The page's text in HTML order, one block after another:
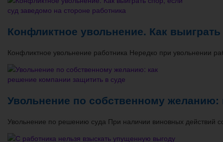
Конфликтное увольнение. Как
Конфликтное увольнение работника Нередко при увольнении
Увольнение по собственному
Увольнение по решению суда При наличии виновных действий